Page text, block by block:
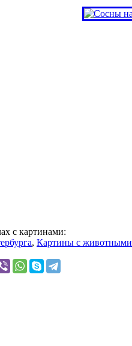
с картинами:
, Картины с животными